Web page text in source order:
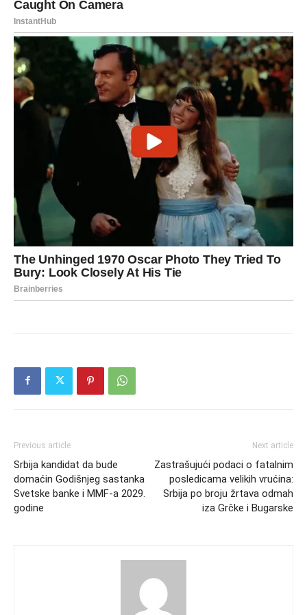
Previous article
Srbija kandidat da bude
domaćin Godišnjeg sastanka
Svetske banke i MMF-a 2029.
godine
Next article
Zastrašujući podaci o fatalnim
posledicama velikih vrućina:
Srbija po broju žrtava odmah
iza Grčke i Bugarske